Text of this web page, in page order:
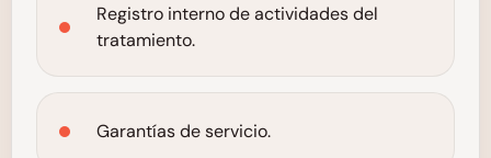
Registro interno de actividades del
tratamiento.
Garantías de servicio.